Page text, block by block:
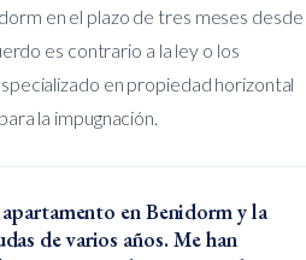
en el plazo de tres meses desde
es contrario a la ley o los
en propiedad horizontal
la impugnación.
en Benidorm y la
de varios años. Me han